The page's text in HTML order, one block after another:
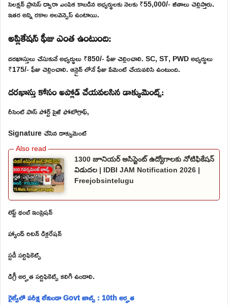
సెలక్షన్ ప్రాసెస్ ద్వారా ఎంపిక కాబడిన అభ్యర్థులకు నెలకు ₹55,000/- జీతాలు చెల్లిస్తారు.
ఇతర అన్ని రకాల అలవెన్సెస్ ఉంటాయి.
అప్లికేషన్ ఫీజు ఎంత ఉంటుంది:
దరఖాస్తులు చేసుకునే అభ్యర్థులు ₹850/- ఫీజు చెల్లించాలి. SC, ST, PWD అభ్యర్థులు
₹175/- ఫీజు చెల్లించాలి. ఆన్లైన్ లోనే ఫీజు పేమెంట్ చేయవలిసి ఉంటుంది.
దరఖాస్తు కోసం అప్లోడ్ చేయవలసిన డాక్యుమెంట్స్:
రీసెంట్ పాస్ పోర్ట్ సైజ్ ఫోటోగ్రాఫ్,
Signature చేసిన డాక్యుమెంట్
1300 జూనియర్ అసిస్టెంట్ ఉద్యోగాలకు నోటిఫికేషన్
విడుదల | IDBI JAM Notification 2026 |
Freejobsintelugu
లెఫ్ట్ థంబ్ ఇంప్రెషన్
హ్యాండ్ రిటన్ డిక్లరేషన్
స్టడీ సర్టిఫికెట్స్
డిగ్రీ అర్హత సర్టిఫికెట్స్ కలిగి ఉండాలి.
రైల్వేలో పరీక్ష లేకుండా Govt జాబ్స్ : 10th అర్హత